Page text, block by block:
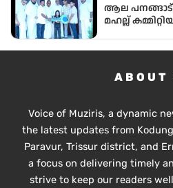
ആല പനങ്ങാട്
മഹല്ല്
നടന്നു
ABOUT
Voice of Muziris, a dynamic
the latest updates from
Paravur, Trissur district, and
a focus on delivering timely
strive to keep our readers